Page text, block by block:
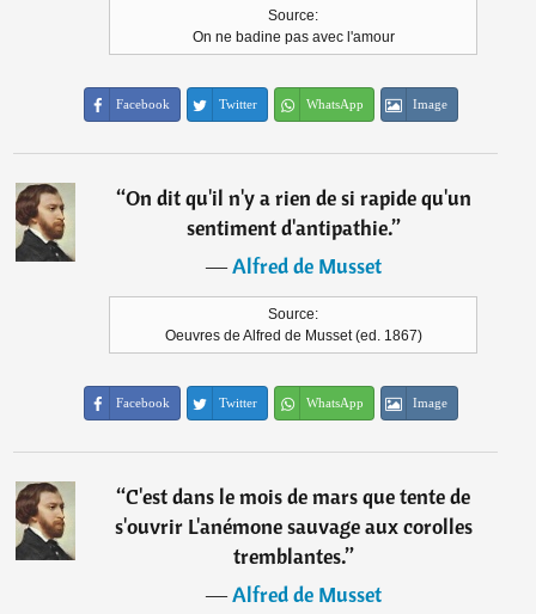
Source:
On ne badine pas avec l'amour
Facebook Twitter WhatsApp Image
“On dit qu'il n'y a rien de si rapide qu'un
sentiment d'antipathie.”
―Alfred de Musset
Source:
Oeuvres de Alfred de Musset (ed. 1867)
Facebook Twitter WhatsApp Image
“C'est dans le mois de mars que tente de
s'ouvrir L'anémone sauvage aux corolles
tremblantes.”
―Alfred de Musset